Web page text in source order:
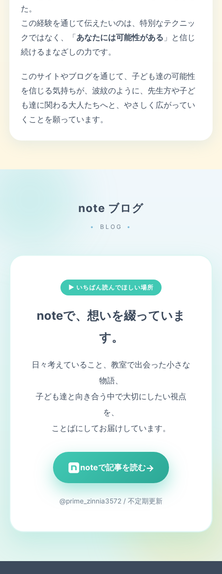
た。
この経験を通じて伝えたいのは、特別なテクニッ
クではなく、「あなたには可能性がある 」と信じ
続けるまなざしの力です。
このサイトやブログを通じて、子ども達の可能性
を信じる気持ちが、波紋のように、先生方や子ど
も達に関わる大人たちへと、やさしく広がってい
くことを願っています。
note ブログ
BLOG
▶ いちばん読んでほしい場所
noteで、想いを綴っていま
す。
日々考えていること、教室で出会った小さな
物語、
子ども達と向き合う中で大切にしたい視点
を、
ことばにしてお届けしています。
noteで記事を読む→
@prime_zinnia3572 / 不定期更新